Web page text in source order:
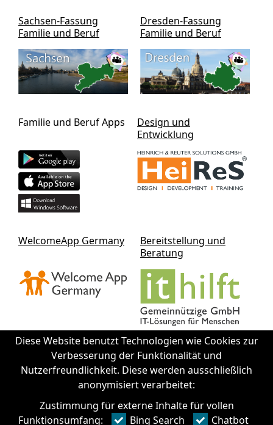
Diese Website benutzt Technologien wie Cookies zur
Verbesserung der Funktionalität und
Nutzerfreundlichkeit. Diese werden ausschließlich
anonymisiert verarbeitet:
Zustimmung für externe Inhalte für vollen
Funktionsumfang:
Bing Search Chatbot
Sachsen-Fassung
Familie und Beruf
Dresden-Fassung
Familie und Beruf
Familie und Beruf Apps
Design und
Entwicklung
WelcomeApp Germany
Bereitstellung und
Beratung
Kontakt IThilft gGmbH
+49 351 - 312 930 64